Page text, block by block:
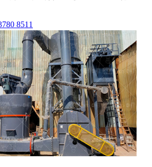
8511